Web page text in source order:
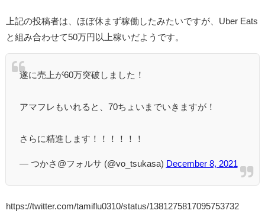
上記の投稿者は、ほぼ休まず稼働したみたいですが、Uber Eats
と組み合わせて50万円以上稼いだようです。
遂に売上が60万突破しました！
アマフレもいれると、70ちょいまでいきますが！
さらに精進します！！！！！！
— つかさ@フォルサ (@vo_tsukasa) December 8, 2021
https://twitter.com/tamiflu0310/status/1381275817095753732